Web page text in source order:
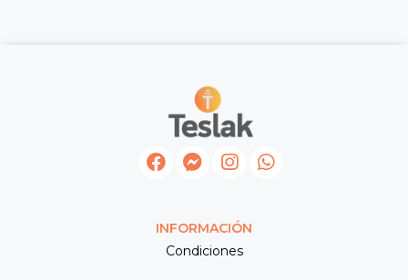
INFORMACIÓN
Condiciones